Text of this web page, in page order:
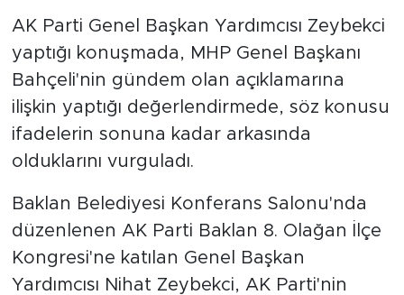
AK Parti Genel Başkan Yardımcısı Zeybekci
yaptığı konuşmada, MHP Genel Başkanı
Bahçeli'nin gündem olan açıklamarına
ilişkin yaptığı değerlendirmede, söz konusu
ifadelerin sonuna kadar arkasında
olduklarını vurguladı.
Baklan Belediyesi Konferans Salonu'nda
düzenlenen AK Parti Baklan 8. Olağan İlçe
Kongresi'ne katılan Genel Başkan
Yardımcısı Nihat Zeybekci, AK Parti'nin